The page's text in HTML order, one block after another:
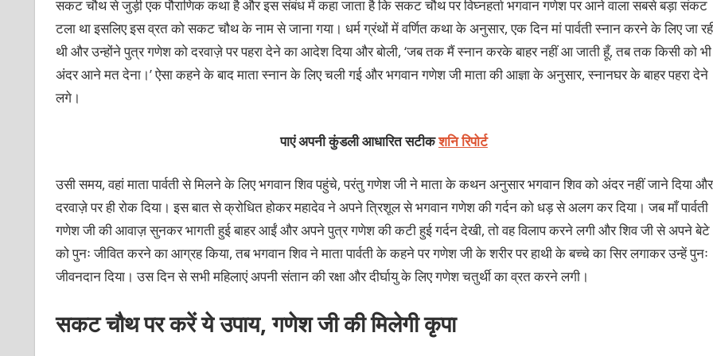
सकट चौथ से जुड़ी एक पौराणिक कथा है और इस संबंध में कहा जाता है कि सकट चौथ पर विघ्नहर्ता भगवान गणेश पर आने वाला सबसे बड़ा संकट
टला था इसलिए इस व्रत को सकट चौथ के नाम से जाना गया। धर्म ग्रंथों में वर्णित कथा के अनुसार, एक दिन मां पार्वती स्नान करने के लिए जा
थी और उन्होंने पुत्र गणेश को दरवाज़े पर पहरा देने का आदेश दिया और बोली, ‘जब तक मैं स्नान करके बाहर नहीं आ जाती हूँ, तब तक किसी को भी
अंदर आने मत देना।’ ऐसा कहने के बाद माता स्नान के लिए चली गई और भगवान गणेश जी माता की आज्ञा के अनुसार, स्नानघर के बाहर पहरा देने
लगे।
पाएं अपनी कुंडली आधारित सटीकशनि रिपोर्ट
उसी समय, वहां माता पार्वती से मिलने के लिए भगवान शिव पहुंचे, परंतु गणेश जी ने माता के कथन अनुसार भगवान शिव को अंदर नहीं जाने दिया और
दरवाज़े पर ही रोक दिया। इस बात से क्रोधित होकर महादेव ने अपने त्रिशूल से भगवान गणेश की गर्दन को धड़ से अलग कर दिया। जब माँ पार्वती
गणेश जी की आवाज़ सुनकर भागती हुई बाहर आईं और अपने पुत्र गणेश की कटी हुई गर्दन देखी, तो वह विलाप करने लगी और शिव जी से अपने बेटे
को पुनः जीवित करने का आग्रह किया, तब भगवान शिव ने माता पार्वती के कहने पर गणेश जी के शरीर पर हाथी के बच्चे का सिर लगाकर उन्हें पुनः
जीवनदान दिया। उस दिन से सभी महिलाएं अपनी संतान की रक्षा और दीर्घायु के लिए गणेश चतुर्थी का व्रत करने लगी।
सकट चौथ पर करें ये उपाय, गणेश जी की मिलेगी कृपा